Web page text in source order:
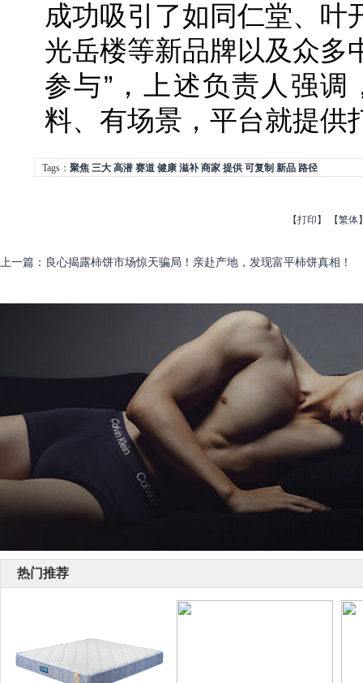
成功吸引了如同仁堂、叶
光岳楼等新品牌以及众多
参与”，上述负责人强调
料、有场景，平台就提供
Tags： 聚焦 三大 高潜 赛道 健康 滋补 商家 提供 可复制 新品 路径
【打印 】 【繁体
上一篇 ： 良心揭露柿饼市场惊天骗局！亲赴产地，发现富平柿饼真相！
热门推荐